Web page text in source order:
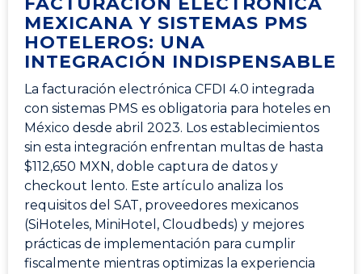
MEXICANA Y SISTEMAS PMS
HOTELEROS: UNA
INTEGRACIÓN INDISPENSABLE
La facturación electrónica CFDI 4.0 integrada
con sistemas PMS es obligatoria para hoteles en
México desde abril 2023. Los establecimientos
sin esta integración enfrentan multas de hasta
$112,650 MXN, doble captura de datos y
checkout lento. Este artículo analiza los
requisitos del SAT, proveedores mexicanos
(SiHoteles, MiniHotel, Cloudbeds) y mejores
prácticas de implementación para cumplir
fiscalmente mientras optimizas la experiencia